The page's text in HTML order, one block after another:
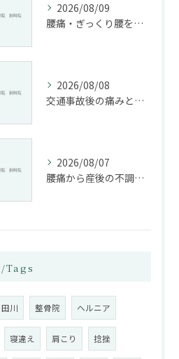
2026/08/09
腰痛・ぎっくり腰を根本改善する施術法とは
2026/08/08
交通事故後の痛みと姿勢改善に特化した整骨院の役割
2026/08/07
腰痛から産後の不調まで整骨院で根本改善する方法
Tags
田川 整骨院 ヘルニア
寝違え 肩こり 捻挫